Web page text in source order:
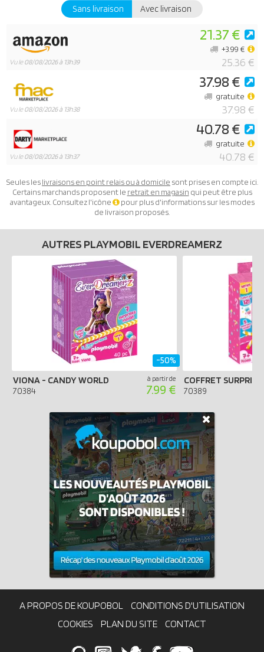
Sans livraison Avec livraison
Vu le08/08/2026 à 13h39
21.37 €
25.36 €
+3.99 €
Vu le08/08/2026 à 13h38
37.98 €
37.98 €
gratuite
Vu le08/08/2026 à 13h37
40.78 €
40.78 €
gratuite
Seules leslivraisons en point relais ou à domicile sont prises en compte ici.
Certains marchands proposent le retrait en magasin qui peut être plus
avantageux. Consultez l'icône
pour plus d'informations sur les modes
de livraison proposés.
AUTRES PLAYMOBIL EVERDREAMERZ
VIONA - CANDY WORLD
70384
à partir de
7.99 €
-50%
COFFRET SURPRISE
70389
A PROPOS DE KOUPOBOL
CONDITIONS D'UTILISATION
COOKIES
PLAN DU SITE CONTACT